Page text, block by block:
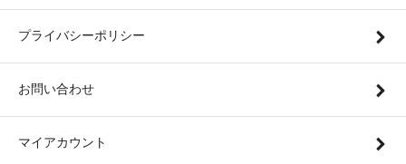
プライバシーポリシー
お問い合わせ
マイアカウント